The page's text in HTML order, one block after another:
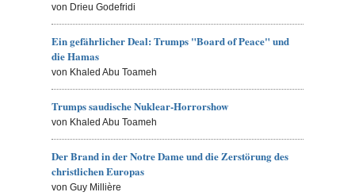
von Drieu Godefridi
Ein gefährlicher Deal: Trumps "Board of Peace" und
die Hamas
von Khaled Abu Toameh
Trumps saudische Nuklear-Horrorshow
von Khaled Abu Toameh
Der Brand in der Notre Dame und die Zerstörung des
christlichen Europas
von Guy Millière